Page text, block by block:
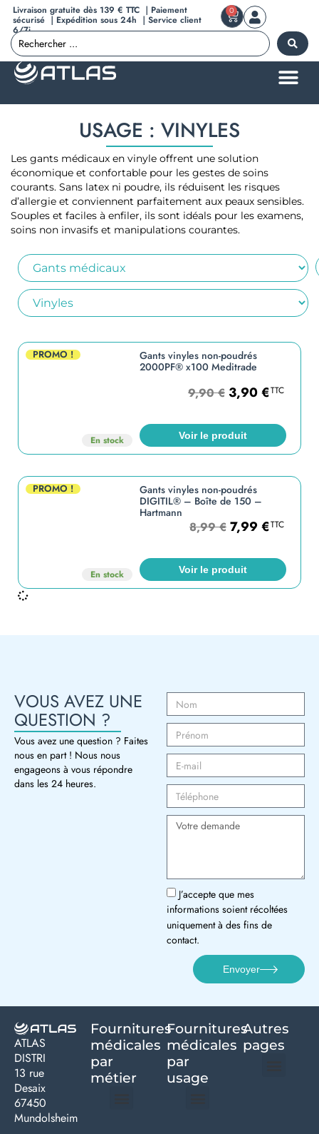
Livraison gratuite dès 139 € TTC ｜Paiement
sécurisé ｜Expédition sous 24h ｜Service client
6/7j
0
USAGE : VINYLES
Les gants médicaux en vinyle offrent une solution
économique et confortable pour les gestes de soins
courants. Sans latex ni poudre, ils réduisent les risques
d’allergie et conviennent parfaitement aux peaux sensibles.
Souples et faciles à enfiler, ils sont idéals pour les examens,
soins non invasifs et manipulations courantes.
PROMO !
En stock
Gants vinyles non-poudrés
2000PF® x100 Meditrade
9,90€ 3,90€TTC
Voir le produit
PROMO !
En stock
Gants vinyles non-poudrés
DIGITIL® – Boîte de 150 –
Hartmann
8,99€ 7,99€TTC
Voir le produit
VOUS AVEZ UNE
QUESTION ?
Vous avez une question ? Faites
nous en part ! Nous nous
engageons à vous répondre
dans les 24 heures.
J’accepte que mes
informations soient récoltées
uniquement à des fins de
contact.
Envoyer
ATLAS
DISTRI
13 rue
Desaix
67450
Mundolsheim
Fournitures
médicales
par
métier
Fournitures
médicales
par
usage ​
Autres
pages